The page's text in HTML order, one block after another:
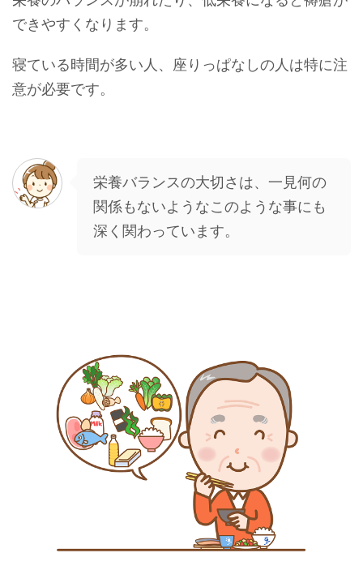
できやすくなります。
寝ている時間が多い人、座りっぱなしの人は特に注
意が必要です。
栄養バランスの大切さは、一見何の
関係もないようなこのような事にも
深く関わっています。